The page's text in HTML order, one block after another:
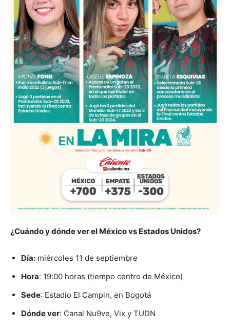
¿Cuándo y dónde ver el México vs Estados Unidos?
Día: miércoles 11 de septiembre
Hora: 19:00 horas (tiempo centro de México)
Sede: Estadio El Campin, en Bogotá
Dónde ver: Canal Nu9ve, Vix y TUDN